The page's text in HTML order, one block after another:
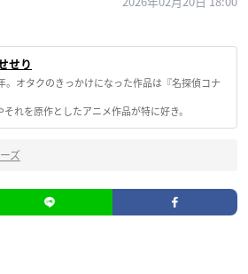
せり
。オタクのきっかけになった作品は『名探偵コナ
れを原作としたアニメ作品が特に好き。
ズ